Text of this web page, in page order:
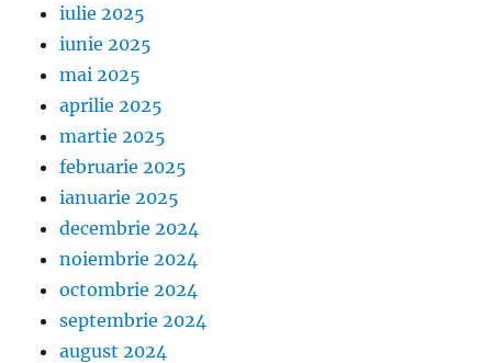
iulie 2025
iunie 2025
mai 2025
aprilie 2025
martie 2025
februarie 2025
ianuarie 2025
decembrie 2024
noiembrie 2024
octombrie 2024
septembrie 2024
august 2024